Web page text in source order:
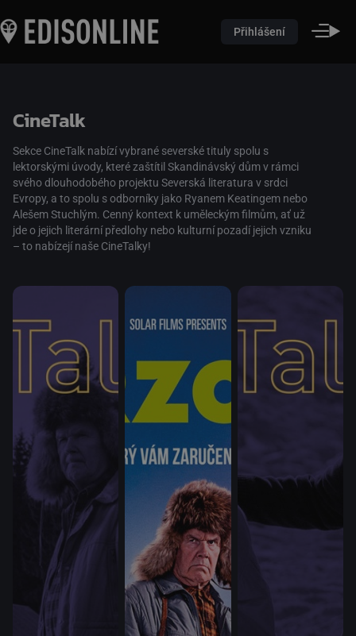
Přihlášení
CineTalk
Sekce CineTalk nabízí vybrané severské tituly spolu s
lektorskými úvody, které zaštítil Skandinávský dům v rámci
svého dlouhodobého projektu Severská literatura v srdci
Evropy, a to spolu s odborníky jako Ryanem Keatingem nebo
Alešem Stuchlým. Cenný kontext k uměleckým filmům, ať už
jde o jejich literární předlohy nebo kulturní pozadí jejich vzniku
– to nabízejí naše CineTalky!